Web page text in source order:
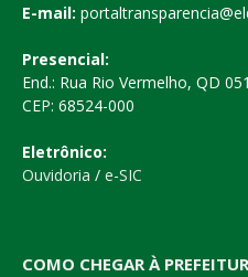
E-mail:
Presencial:
End.: Rua Rio Vermelho, QD
CEP: 68524-000
Eletrônico:
Ouvidoria / e-SIC
COMO CHEGAR À